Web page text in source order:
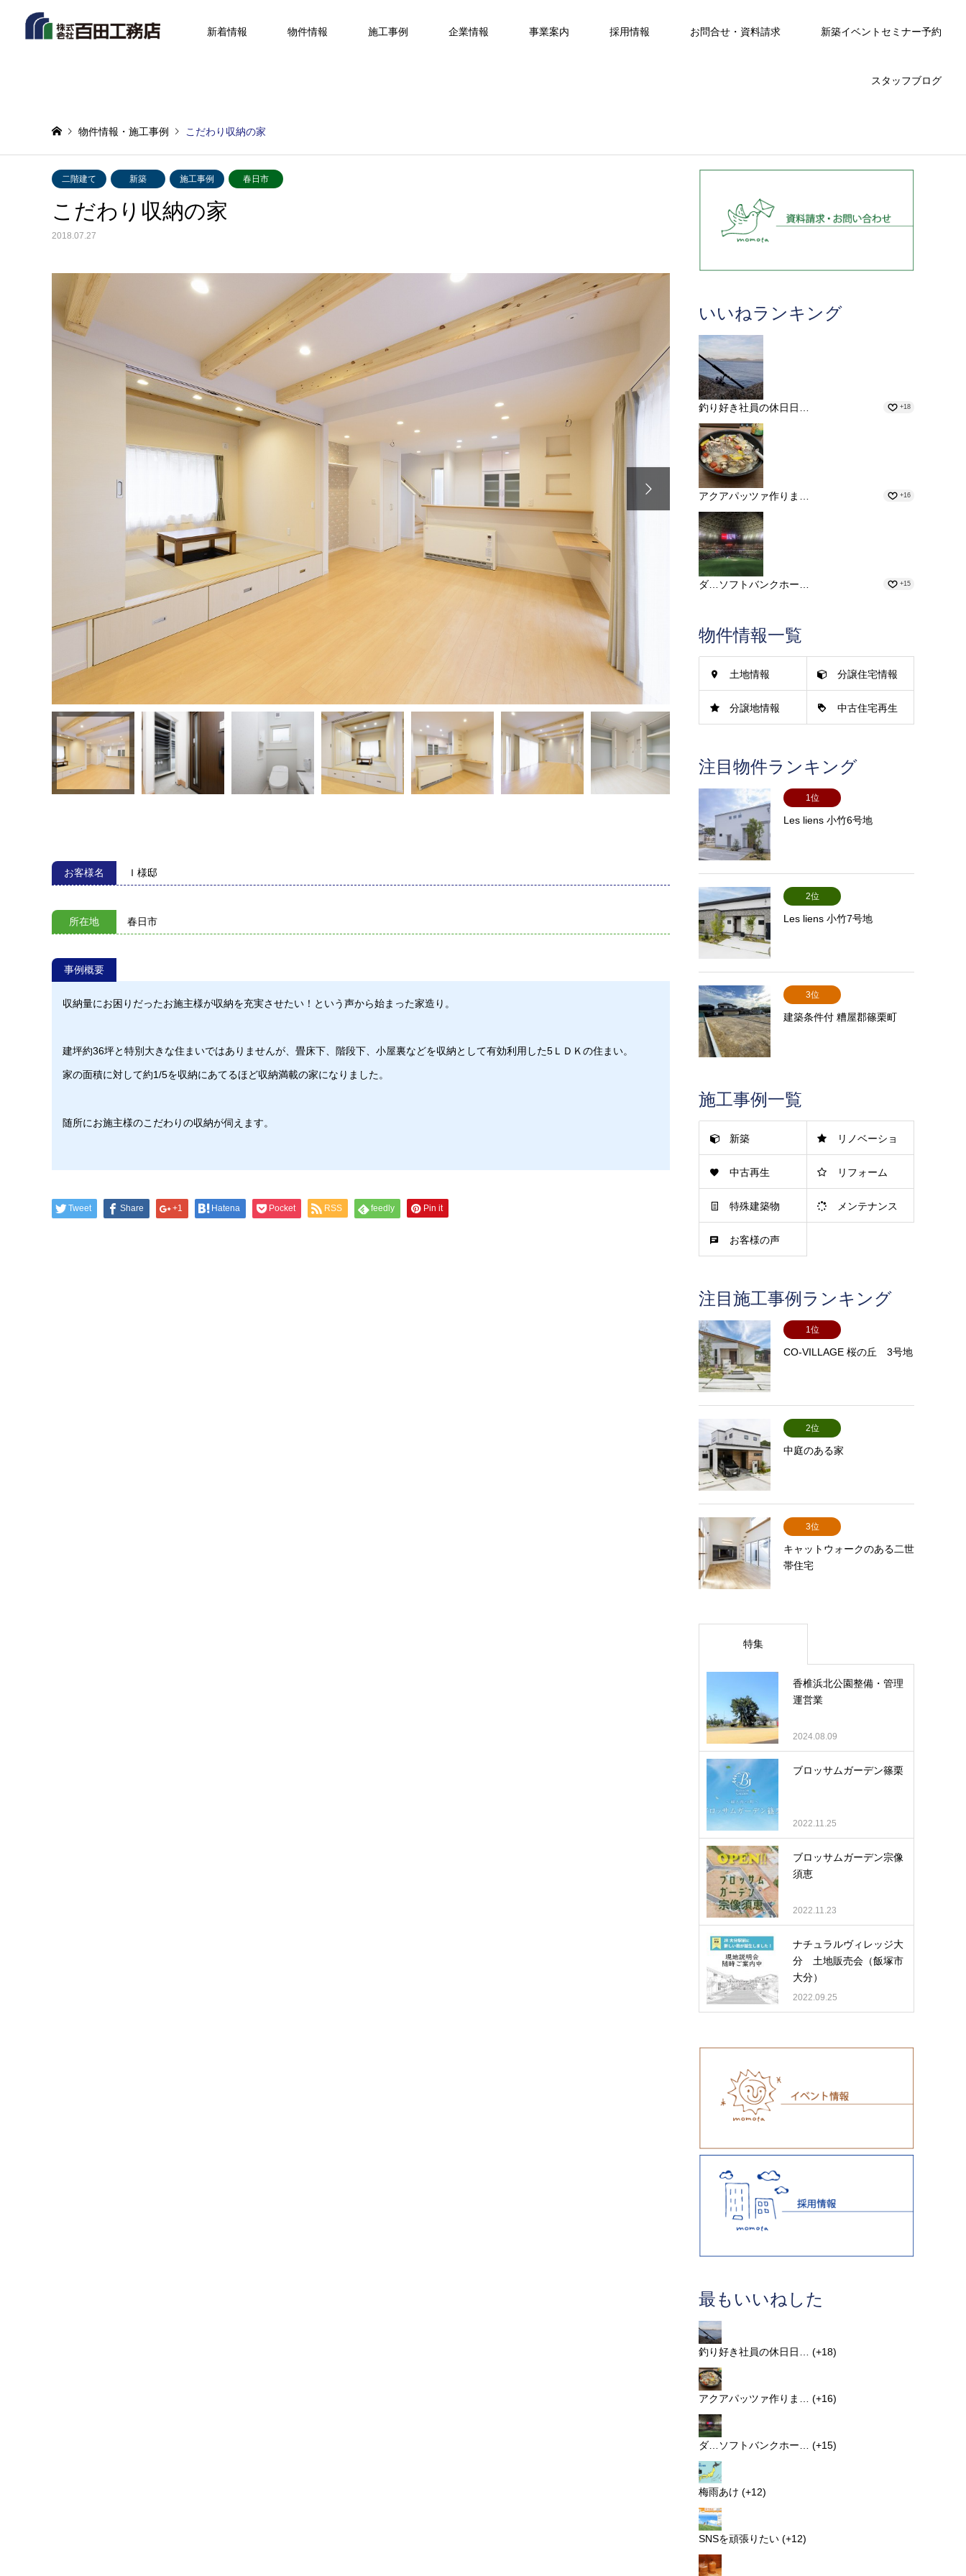
新着情報 物件情報 施工事例 企業情報 事業案内 採用情報 お問合せ・資料請求 新築イベントセミナー予約
スタッフブログ
物件情報・施工事例 こだわり収納の家
二階建て 新築 施工事例 春日市
こだわり収納の家
2018.07.27

お客様名 Ｉ様邸
所在地 春日市
事例概要
収納量にお困りだったお施主様が収納を充実させたい！という声から始まった家造り。
建坪約36坪と特別大きな住まいではありませんが、畳床下、階段下、小屋裏などを収納として有効利用した5ＬＤＫの住まい。
家の面積に対して約1/5を収納にあてるほど収納満載の家になりました。
随所にお施主様のこだわりの収納が伺えます。
Tweet Share +1 Hatena Pocket RSS feedly Pin it
いいねランキング
釣り好き社員の休日日… +18
アクアパッツァ作りま… +16
ダ…ソフトバンクホー… +15
物件情報一覧
土地情報 分譲住宅情報
分譲地情報 中古住宅再生
注目物件ランキング
1位
Les liens 小竹6号地
2位
Les liens 小竹7号地
3位
建築条件付 糟屋郡篠栗町
施工事例一覧
新築 リノベーショ
ン
中古再生 リフォーム
特殊建築物 メンテナンス
お客様の声
注目施工事例ランキング
1位
CO-VILLAGE 桜の丘 3号地
2位
中庭のある家
3位
キャットウォークのある二世
帯住宅
特集
香椎浜北公園整備・管理
運営業
2024.08.09
ブロッサムガーデン篠栗
2022.11.25
ブロッサムガーデン宗像
須恵
2022.11.23
ナチュラルヴィレッジ大
分 土地販売会（飯塚市
大分）
2022.09.25
最もいいねした
釣り好き社員の休日日… +18
アクアパッツァ作りま… +16
ダ…ソフトバンクホー… +15
梅雨あけ +12
SNSを頑張りたい +12